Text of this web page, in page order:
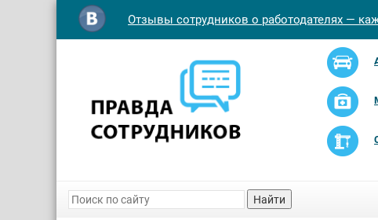
Отзывы сотрудников о работодателях —
Найти